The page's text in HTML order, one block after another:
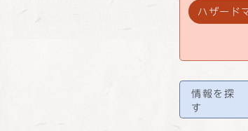
ハザード
情報を探
す